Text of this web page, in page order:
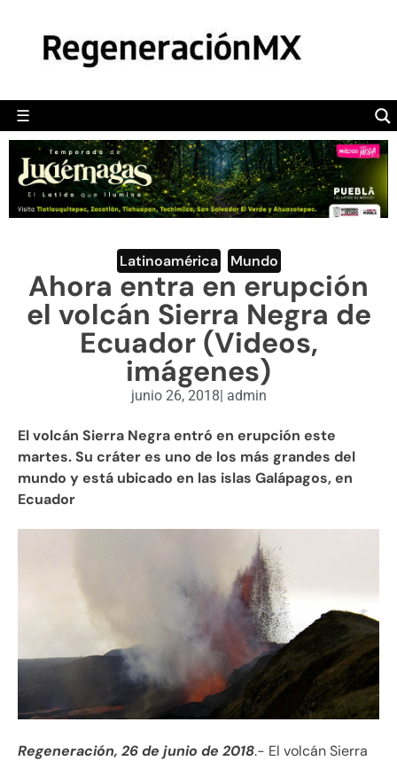
☰
POLÍTICA
CAMALEÓN
OPINIÓN
DEPORTES
ENGLISH SECTION
VIDEOS
Latinoamérica Mundo
Ahora entra en erupción
el volcán Sierra Negra de
Ecuador (Videos,
imágenes)
junio 26, 2018| admin
El volcán Sierra Negra entró en erupción este
martes. Su cráter es uno de los más grandes del
mundo y está ubicado en las islas Galápagos, en
Ecuador
Regeneración, 26 de junio de 2018.- El volcán Sierra